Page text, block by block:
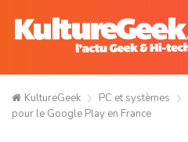
KultureGeek PC et systèmes
pour le Google Play en France